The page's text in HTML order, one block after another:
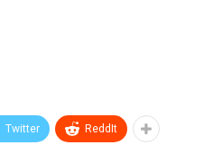
Twitter ReddIt